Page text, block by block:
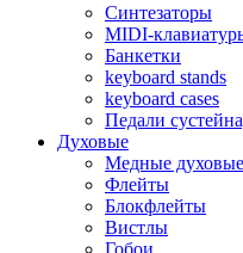
Синтезаторы
MIDI-
Банкетки
keyboard stands
keyboard cases
Педали
Духовые
Медные духовые
Флейты
Блокфлейты
Вистлы
Гобои